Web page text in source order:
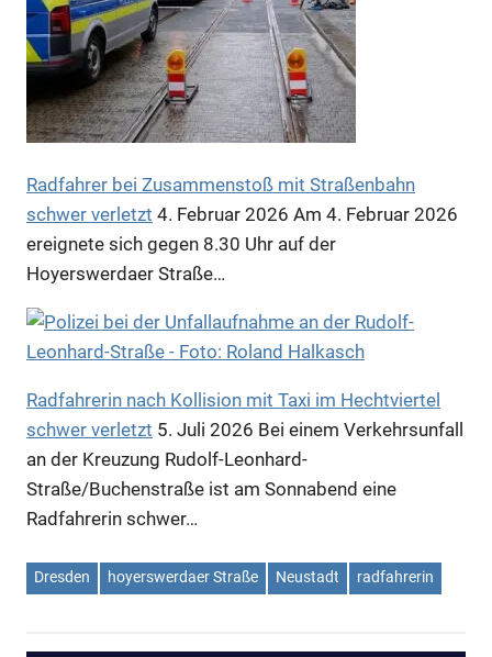
Anzeige
Anzeige
Radfahrer bei Zusammenstoß mit Straßenbahn
schwer verletzt 4. Februar 2026 Am 4. Februar 2026
ereignete sich gegen 8.30 Uhr auf der
Hoyerswerdaer Straße…
Radfahrerin nach Kollision mit Taxi im Hechtviertel
schwer verletzt 5. Juli 2026 Bei einem Verkehrsunfall
an der Kreuzung Rudolf-Leonhard-
Straße/Buchenstraße ist am Sonnabend eine
Radfahrerin schwer…
Dresden hoyerswerdaer Straße Neustadt radfahrerin